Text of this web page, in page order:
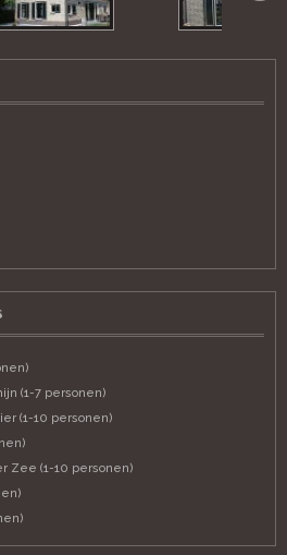
(1-7 personen)
(1-10 personen)
Zee (1-10 personen)